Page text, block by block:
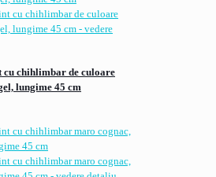
chihlimbar de culoare
lungime 45 cm